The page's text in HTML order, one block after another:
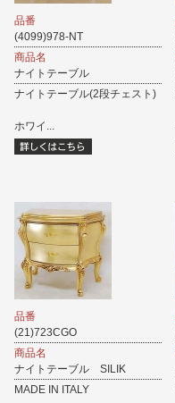
品番
(4099)978-NT
商品名
ナイトテーブル
ナイトテーブル(2段チェスト)
ホワイ...
品番
(21)723CGO
商品名
ナイトテーブル SILIK
MADE IN ITALY